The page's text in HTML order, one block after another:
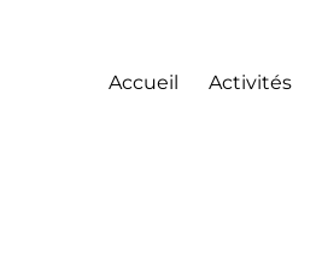
Accueil Activités